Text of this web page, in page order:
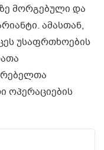
მორგებული და
ამასთან,
უსაფრთხოების
ოპერაციების